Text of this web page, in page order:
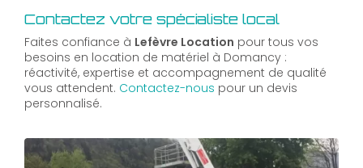
Contactez votre spécialiste local
Faites confiance à Lefèvre Location pour tous vos
besoins en location de matériel à Domancy :
réactivité, expertise et accompagnement de qualité
vous attendent. Contactez-nous pour un devis
personnalisé.